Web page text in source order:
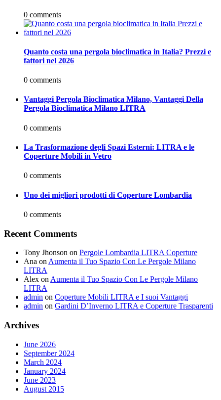
0 comments
Quanto costa una pergola bioclimatica in Italia? Prezzi e
fattori nel 2026
0 comments
Vantaggi Pergola Bioclimatica Milano, Vantaggi Della
Pergola Bioclimatica Milano LITRA
0 comments
La Trasformazione degli Spazi Esterni: LITRA e le
Coperture Mobili in Vetro
0 comments
Uno dei migliori prodotti di Coperture Lombardia
0 comments
Recent Comments
Tony Jhonson on Pergole Lombardia LITRA Coperture
Ana on Aumenta il Tuo Spazio Con Le Pergole Milano
LITRA
Alex on Aumenta il Tuo Spazio Con Le Pergole Milano
LITRA
admin on Coperture Mobili LITRA e I suoi Vantaggi
admin on Gardini D’Inverno LITRA e Coperture Trasparenti
Archives
June 2026
September 2024
March 2024
January 2024
June 2023
August 2015